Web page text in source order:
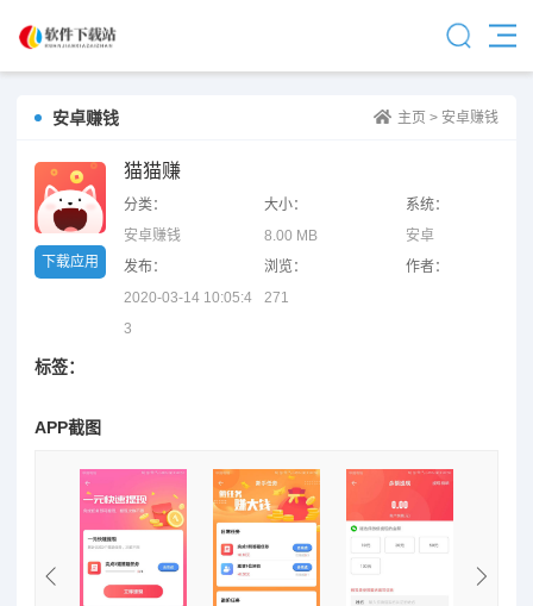
安卓赚钱 主页 > 安卓赚钱
下载应用
猫猫赚
分类：
安卓赚钱
大小：
8.00 MB
系统：
安卓
发布：
2020-03-14 10:05:4
3
浏览：
271
作者：
标签：
APP截图